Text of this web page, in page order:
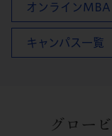
オンラインMBA
キャンパス一覧
グロー